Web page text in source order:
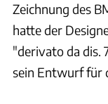
Zeichnung des
hatte der
"derivato da dis.
sein Entwurf für